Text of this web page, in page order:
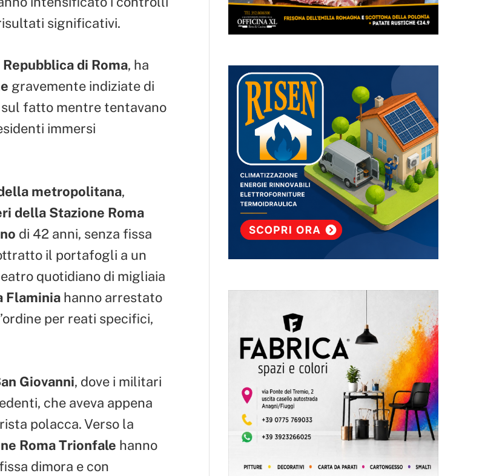
significativi.
di Roma, ha
gravemente indiziate di
fatto mentre tentavano
immersi
metropolitana,
della Stazione Roma
di 42 anni, senza fissa
il portafogli a un
quotidiano di migliaia
Flaminia hanno arrestato
per reati specifici,
Giovanni, dove i militari
che aveva appena
polacca. Verso la
Roma Trionfale hanno
dimora e con